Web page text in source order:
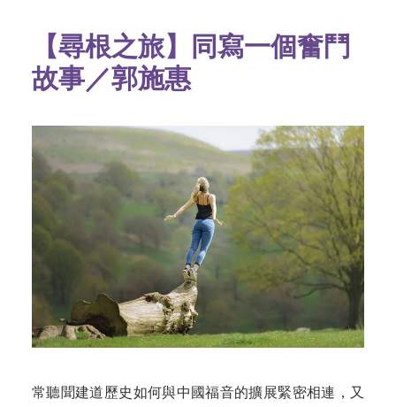
【尋根之旅】同寫一個奮鬥
故事／郭施惠
常聽聞建道歷史如何與中國福音的擴展緊密相連，又